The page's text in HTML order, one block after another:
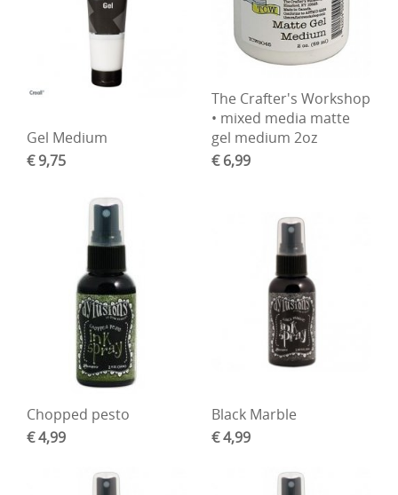
Gel Medium
€ 9,75
The Crafter's Workshop
• mixed media matte
gel medium 2oz
€ 6,99
Chopped pesto
€ 4,99
Black Marble
€ 4,99